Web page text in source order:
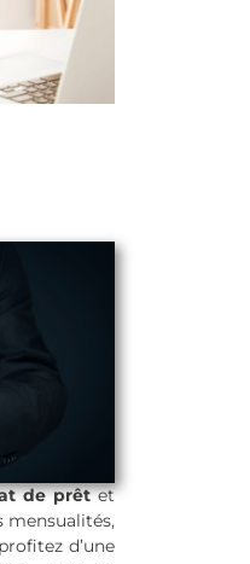
de prêtet
mensualités,
d’une